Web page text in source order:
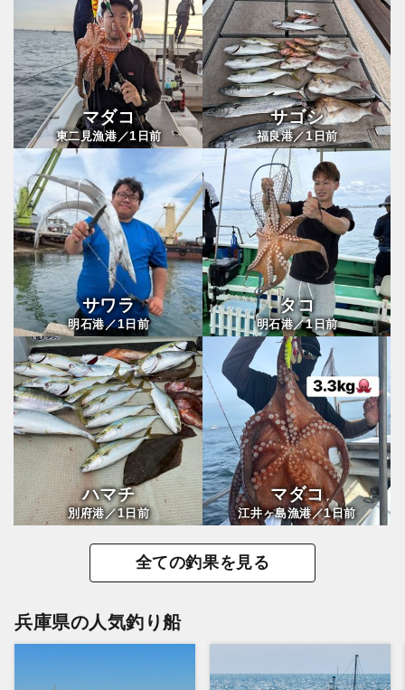
マダコ
東二見漁港／1 日前
サゴシ
福良港／1日前
サワラ
明石港／1日前
タコ
明石港／1日前
ハマチ
別府港／1日前
マダコ
江井ヶ島漁港／1日前
全ての釣果を見る
兵庫県の人気釣り船